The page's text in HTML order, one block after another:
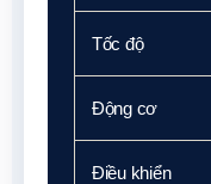
Tốc độ
Động cơ
Điều khiển